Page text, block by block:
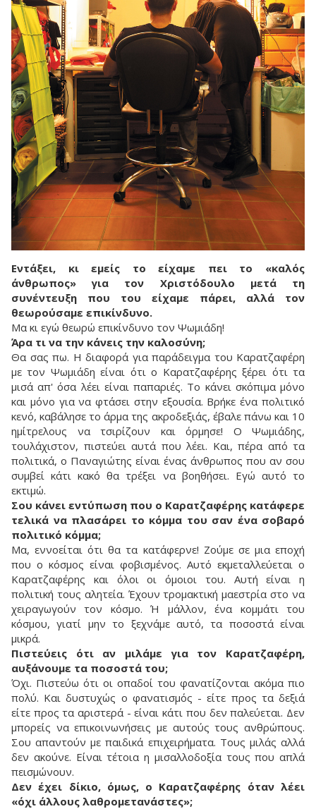
Εντάξει, κι εμείς το είχαμε πει το «καλός
άνθρωπος» για τον Χριστόδουλο μετά τη
συνέντευξη που του είχαμε πάρει, αλλά τον
θεωρούσαμε επικίνδυνο.
Μα κι εγώ θεωρώ επικίνδυνο τον Ψωμιάδη!
Άρα τι να την κάνεις την καλοσύνη;
Θα σας πω. Η διαφορά για παράδειγμα του Καρατζαφέρη
με τον Ψωμιάδη είναι ότι ο Καρατζαφέρης ξέρει ότι τα
μισά απ' όσα λέει είναι παπαριές. Το κάνει σκόπιμα μόνο
και μόνο για να φτάσει στην εξουσία. Βρήκε ένα πολιτικό
κενό, καβάλησε το άρμα της ακροδεξιάς, έβαλε πάνω και 10
ημίτρελους να τσιρίζουν και όρμησε! Ο Ψωμιάδης,
τουλάχιστον, πιστεύει αυτά που λέει. Και, πέρα από τα
πολιτικά, ο Παναγιώτης είναι ένας άνθρωπος που αν σου
συμβεί κάτι κακό θα τρέξει να βοηθήσει. Εγώ αυτό το
εκτιμώ.
Σου κάνει εντύπωση που ο Καρατζαφέρης κατάφερε
τελικά να πλασάρει το κόμμα του σαν ένα σοβαρό
πολιτικό κόμμα;
Μα, εννοείται ότι θα τα κατάφερνε! Ζούμε σε μια εποχή
που ο κόσμος είναι φοβισμένος. Αυτό εκμεταλλεύεται ο
Καρατζαφέρης και όλοι οι όμοιοι του. Αυτή είναι η
πολιτική τους αλητεία. Έχουν τρομακτική μαεστρία στο να
χειραγωγούν τον κόσμο. Ή μάλλον, ένα κομμάτι του
κόσμου, γιατί μην το ξεχνάμε αυτό, τα ποσοστά είναι
μικρά.
Πιστεύεις ότι αν μιλάμε για τον Καρατζαφέρη,
αυξάνουμε τα ποσοστά του;
Όχι. Πιστεύω ότι οι οπαδοί του φανατίζονται ακόμα πιο
πολύ. Και δυστυχώς ο φανατισμός - είτε προς τα δεξιά
είτε προς τα αριστερά - είναι κάτι που δεν παλεύεται. Δεν
μπορείς να επικοινωνήσεις με αυτούς τους ανθρώπους.
Σου απαντούν με παιδικά επιχειρήματα. Τους μιλάς αλλά
δεν ακούνε. Είναι τέτοια η μισαλλοδοξία τους που απλά
πεισμώνουν.
Δεν έχει δίκιο, όμως, ο Καρατζαφέρης όταν λέει
«όχι άλλους λαθρομετανάστες»;